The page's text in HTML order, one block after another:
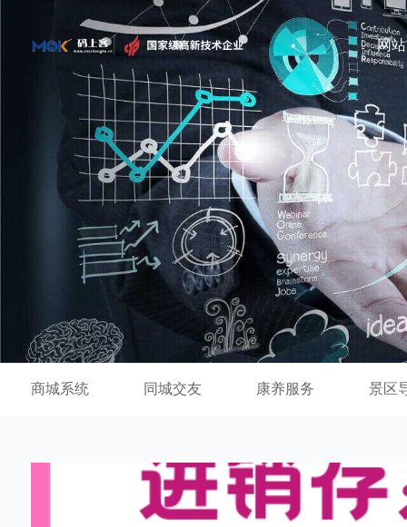
网
商城系统 同城交友 康养服务 景区